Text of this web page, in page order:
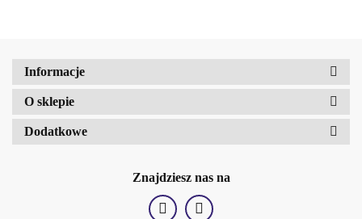
BellaOggi
Informacje
O sklepie
Dodatkowe
Znajdziesz nas na